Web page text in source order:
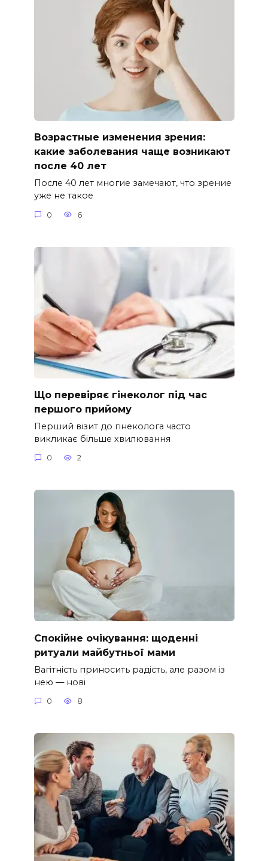
Возрастные изменения зрения:
какие заболевания чаще возникают
после 40 лет
После 40 лет многие замечают, что зрение
уже не такое
0 6
Що перевіряє гінеколог під час
першого прийому
Перший візит до гінеколога часто
викликає більше хвилювання
0 2
Спокійне очікування: щоденні
ритуали майбутньої мами
Вагітність приносить радість, але разом із
нею — нові
0 8